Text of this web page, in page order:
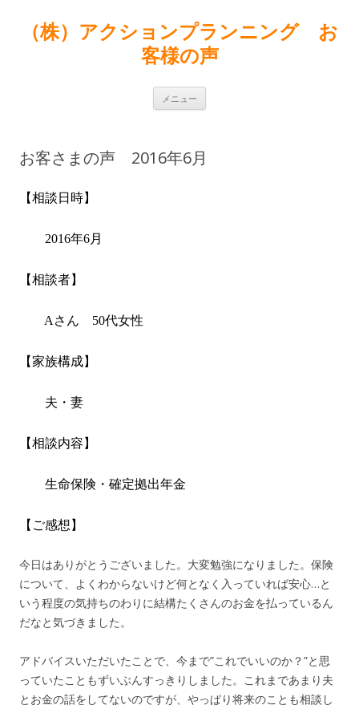
（株）アクションプランニング お
客様の声
メニュー
お客さまの声 2016年6月
【相談日時】
2016年6月
【相談者】
A さん 50代女性
【家族構成】
夫・妻
【相談内容】
生命保険・確定拠出年金
【ご感想】
今日はありがとうございました。大変勉強になりました。保険
について、よくわからないけど何となく入っていれば安心…と
いう程度の気持ちのわりに結構たくさんのお金を払っているん
だなと気づきました。
アドバイスいただいたことで、今まで”これでいいのか？”と思
っていたこともずいぶんすっきりしました。これまであまり夫
とお金の話をしてないのですが、やっぱり将来のことも相談し